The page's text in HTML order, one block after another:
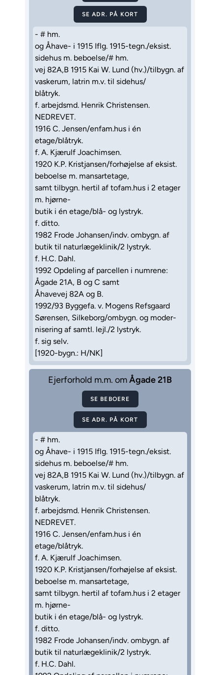
SE ADR. PÅ KORT
- # hm.
og Åhave- i 1915 Iflg. 1915-tegn./eksist.
sidehus m. beboelse/# hm.
vej 82A,B 1915 Kai W. Lund (hv.)/tilbygn. af
vaskerum, latrin m.v. til sidehus/
blåtryk.
f. arbejdsmd. Henrik Christensen.
NEDREVET.
1916 C. Jensen/enfam.hus i én
etage/blåtryk.
f. A. Kjærulf Joachimsen.
1920 K.P. Kristjansen/forhøjelse af eksist.
beboelse m. mansartetage,
samt tilbygn. hertil af tofam.hus i 2 etager
m. hjørne-
butik i én etage/blå- og lystryk.
f. ditto.
1982 Frode Johansen/indv. ombygn. af
butik til naturlægeklinik/2 lystryk.
f. H.C. Dahl.
1992 Opdeling af parcellen i numrene:
Ågade 21A, B og C samt
Åhavevej 82A og B.
1992/93 Byggefa. v. Mogens Refsgaard
Sørensen, Silkeborg/ombygn. og moder-
nisering af samtl. lejl./2 lystryk.
f. sig selv.
[1920-bygn.: H/NK]
Ejerforhold m.m. omÅgade 21B
SE BEBOERE
SE ADR. PÅ KORT
- # hm.
og Åhave- i 1915 Iflg. 1915-tegn./eksist.
sidehus m. beboelse/# hm.
vej 82A,B 1915 Kai W. Lund (hv.)/tilbygn. af
vaskerum, latrin m.v. til sidehus/
blåtryk.
f. arbejdsmd. Henrik Christensen.
NEDREVET.
1916 C. Jensen/enfam.hus i én
etage/blåtryk.
f. A. Kjærulf Joachimsen.
1920 K.P. Kristjansen/forhøjelse af eksist.
beboelse m. mansartetage,
samt tilbygn. hertil af tofam.hus i 2 etager
m. hjørne-
butik i én etage/blå- og lystryk.
f. ditto.
1982 Frode Johansen/indv. ombygn. af
butik til naturlægeklinik/2 lystryk.
f. H.C. Dahl.